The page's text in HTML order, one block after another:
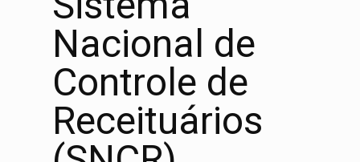
Nacional de
Controle de
Receituários